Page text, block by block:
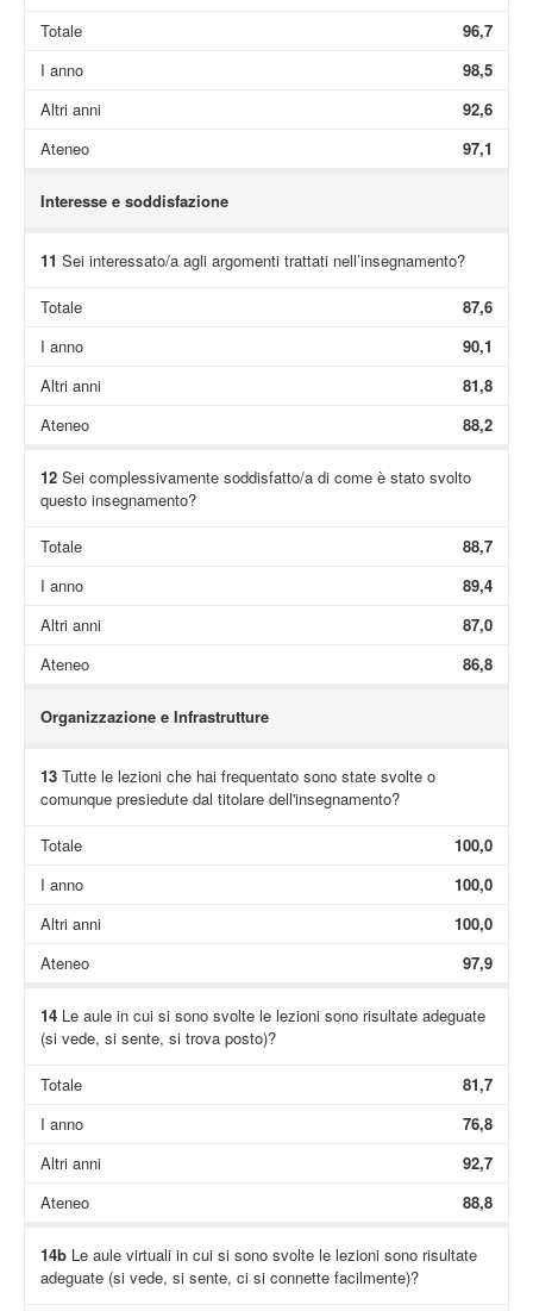
Totale
96,7
I anno
98,5
Altri anni
92,6
Ateneo
97,1
Interesse e soddisfazione
11 Sei interessato/a agli argomenti trattati nell’insegnamento?
Totale
87,6
I anno
90,1
Altri anni
81,8
Ateneo
88,2
12Sei complessivamente soddisfatto/a di come è stato svolto
questo insegnamento?
Totale
88,7
I anno
89,4
Altri anni
87,0
Ateneo
86,8
Organizzazione e Infrastrutture
13Tutte le lezioni che hai frequentato sono state svolte o
comunque presiedute dal titolare dell'insegnamento?
Totale
100,0
I anno
100,0
Altri anni
100,0
Ateneo
97,9
14Le aule in cui si sono svolte le lezioni sono risultate adeguate
(si vede, si sente, si trova posto)?
Totale
81,7
I anno
76,8
Altri anni
92,7
Ateneo
88,8
14bLe aule virtuali in cui si sono svolte le lezioni sono risultate
adeguate (si vede, si sente, ci si connette facilmente)?